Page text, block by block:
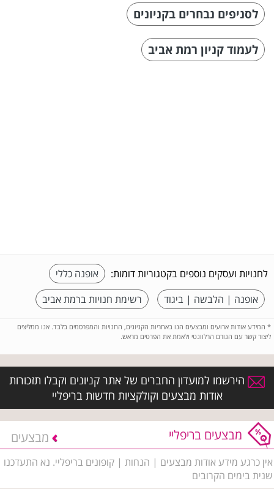
לסניפים נבחרים בקניונים
לעמוד קניון רמת אביב
לחנויות ועסקים נוספים בקטגוריות דומות:
אופנה כללי
אופנה | הלבשה | ביגוד
רשימת חנויות ברמת אביב
* המידע אודות ארועים ומבצעים הנו באחריות הקניונים, החנויות והמפרסמים בלבד. אנו ממליצים
ליצור קשר עם הגורם הרלוונטי ולאמת את הפרטים מראש.
הירשמו למועדון החברים של אתר קניונים וקבלו תזכורות
אודות מבצעים וקולקציות חדשות בריפליי
מבצעים בריפליי מבצעים
אין כרגע מידע אודות מבצעים | הנחות | קופונים בריפליי. נא התעדכנו
שנית בימים הקרובים